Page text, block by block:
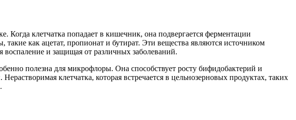
клетчатка попадает в кишечник, она подвергается ферментации
как ацетат, пропионат и бутират. Эти вещества являются источником
и защищая от различных заболеваний.
полезна для микрофлоры. Она способствует росту бифидобактерий и
клетчатка, которая встречается в цельнозерновых продуктах, таких